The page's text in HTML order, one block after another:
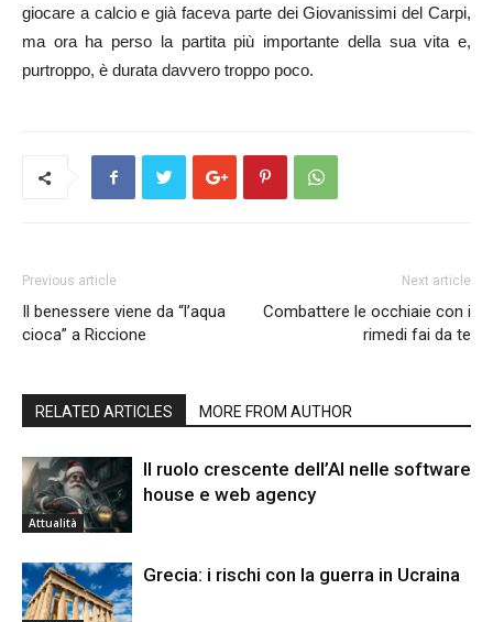
giocare a calcio e già faceva parte dei Giovanissimi del Carpi,
ma ora ha perso la partita più importante della sua vita e,
purtroppo, è durata davvero troppo poco.
Previous article
Il benessere viene da “l’aqua
cioca” a Riccione
Next article
Combattere le occhiaie con i
rimedi fai da te
RELATED ARTICLES MORE FROM AUTHOR
Attualità
Il ruolo crescente dell’AI nelle software
house e web agency
Grecia: i rischi con la guerra in Ucraina